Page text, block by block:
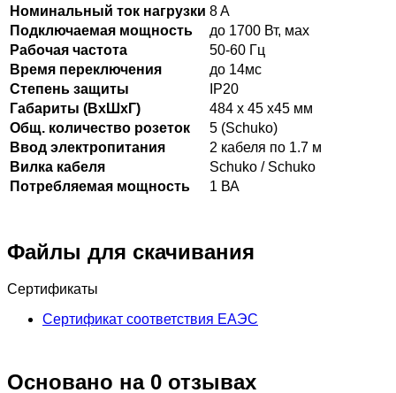
Номинальный ток нагрузки 8 A
Подключаемая мощность
до 1700 Вт, мах
Рабочая частота
50-60 Гц
Время переключения
до 14мс
Степень защиты
IP20
Габариты (ВхШхГ)
484 х 45 х45 мм
Общ. количество розеток
5 (Schuko)
Ввод электропитания
2 кабеля по 1.7 м
Вилка кабеля
Schuko / Schuko
Потребляемая мощность
1 ВА
Файлы для скачивания
Сертификаты
Сертификат соответствия ЕАЭС
Основано на 0 отзывах